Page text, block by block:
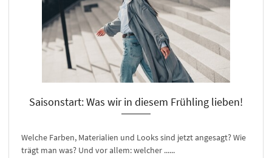
Saisonstart: Was wir in diesem Frühling lieben!
Welche Farben, Materialien und Looks sind jetzt angesagt? Wie
trägt man was? Und vor allem: welcher ......